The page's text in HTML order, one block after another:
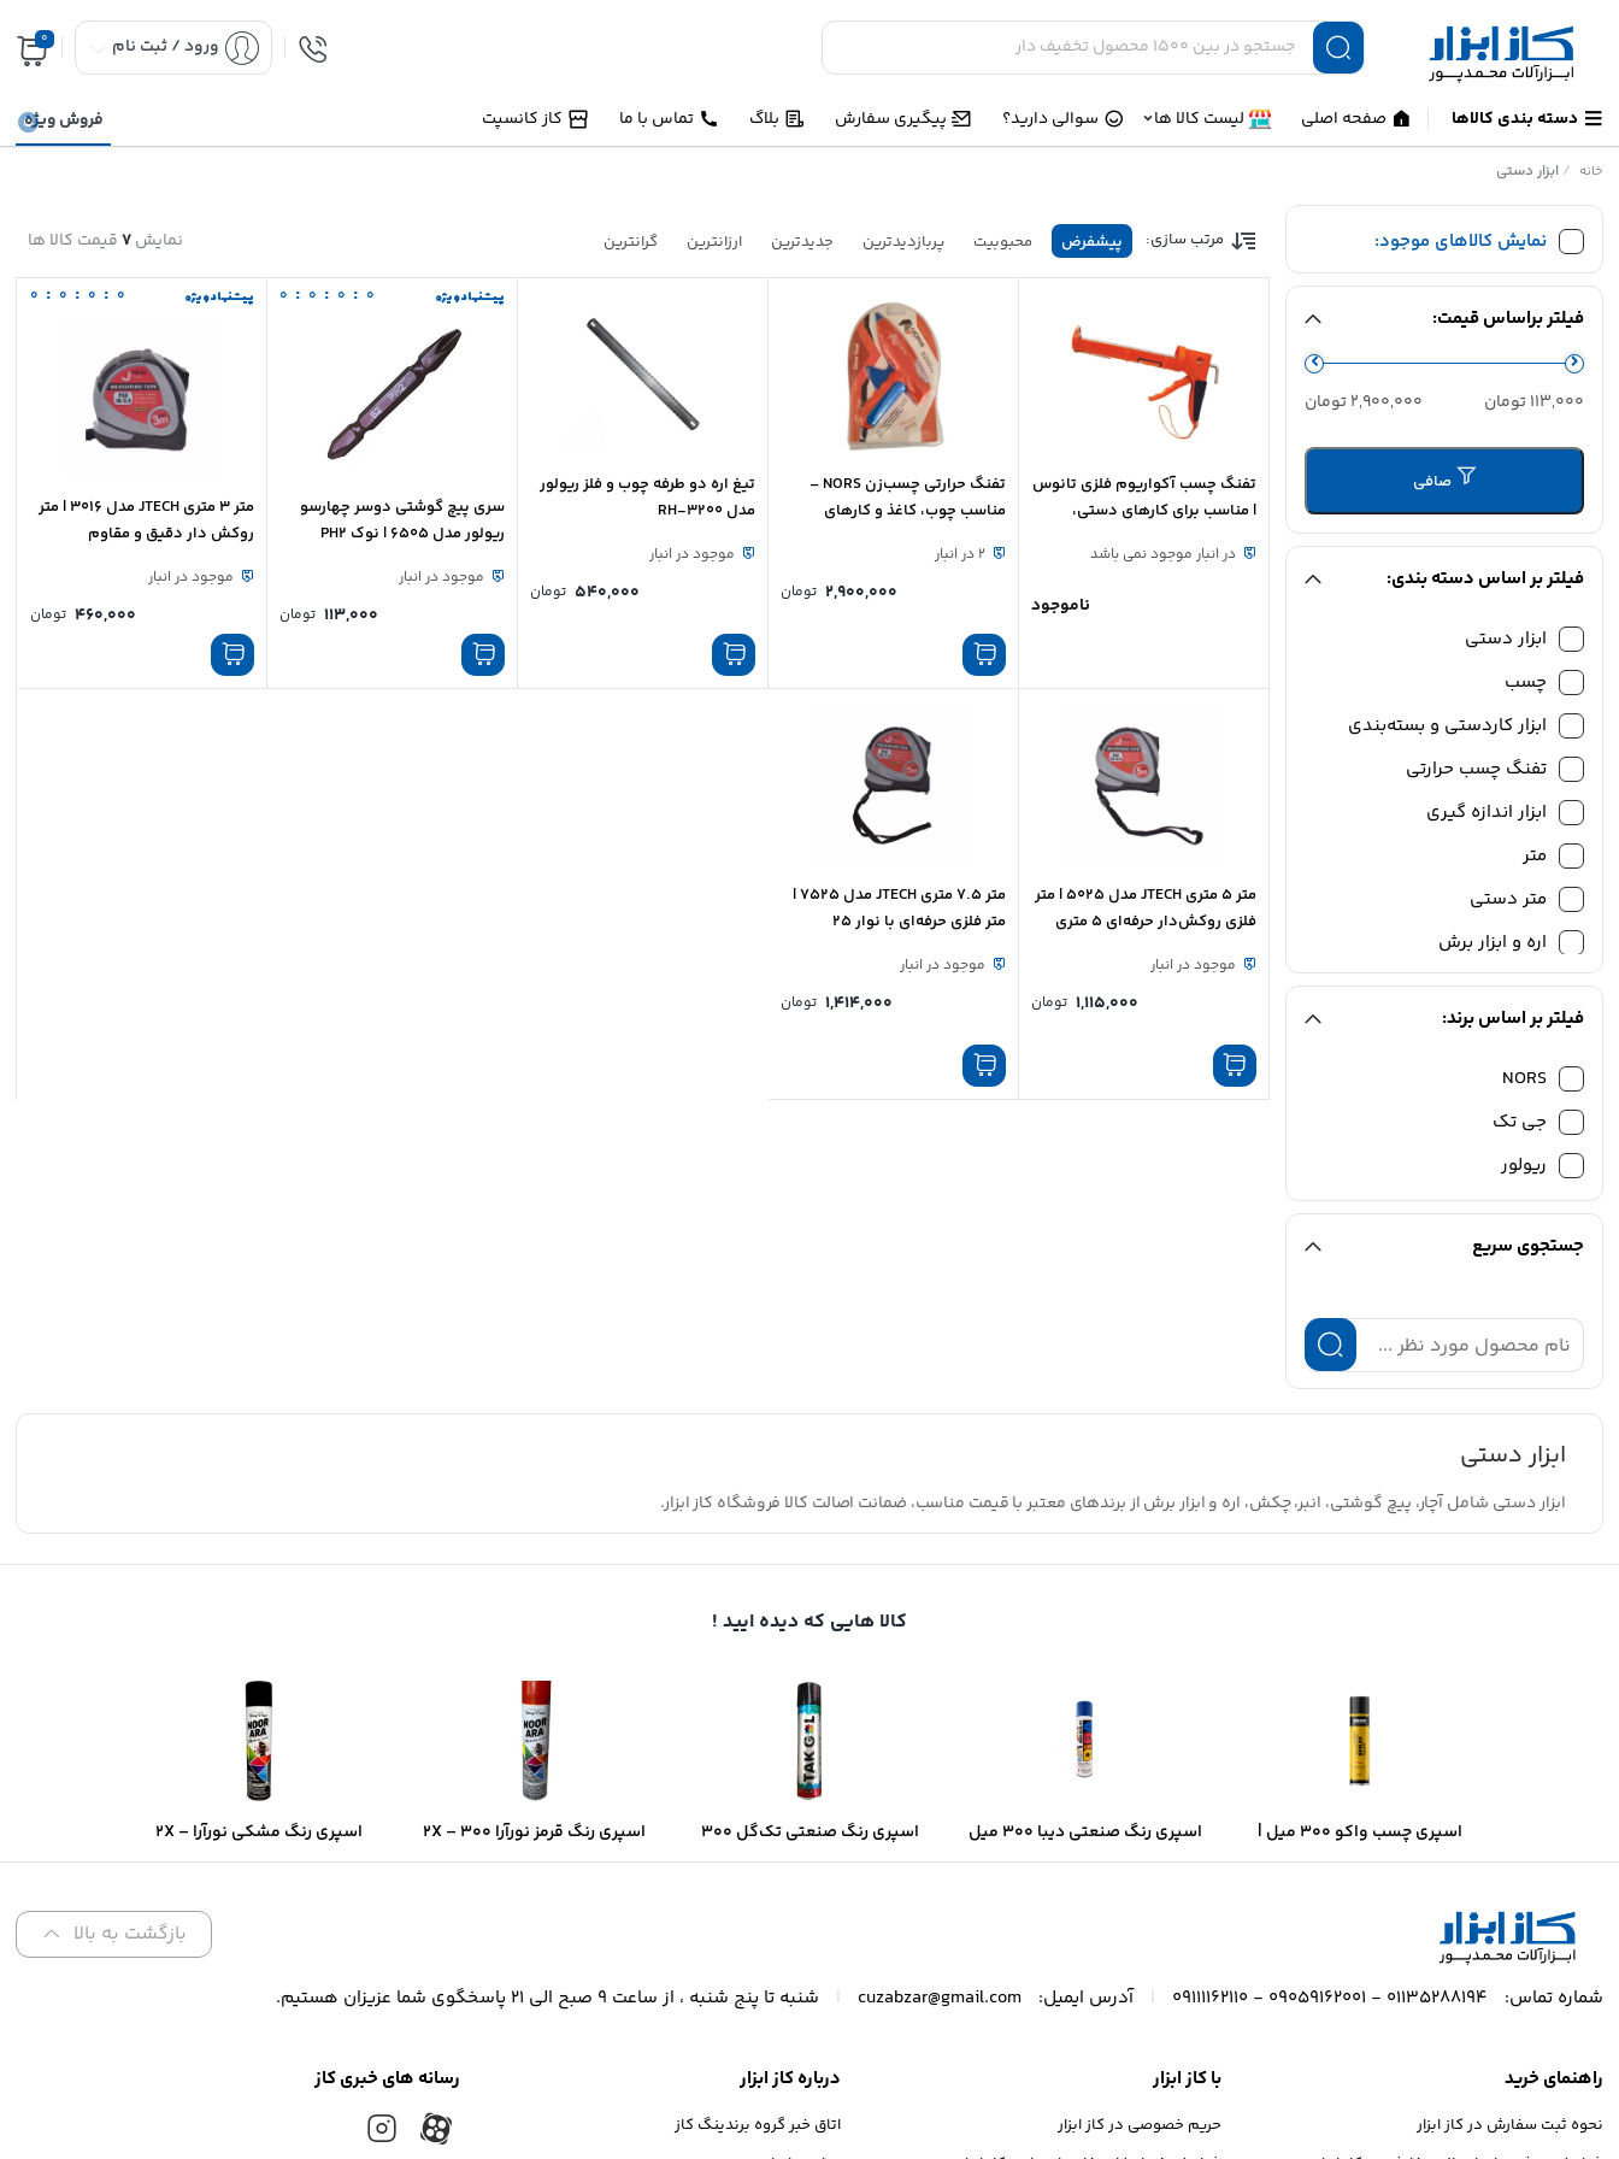
ورود / ثبت نام 0
دسته بندی کالاها صفحه اصلی لیست کالا ها سوالی دارید؟ پیگیری سفارش بلاگ تماس با ما کاز کانسپت فروش ویژه
خانه /ابزار دستی
نمایش کالاهای موجود:
فیلتر براساس قیمت:
حداقل
قیمت
حداكثر
قيمت
صافی
113,000 تومان 2,900,000 تومان
فیلتر بر اساس دسته بندی:
ابزار دستی
چسب
ابزار کاردستی و بسته‌بندی
تفنگ چسب حرارتی
ابزار اندازه گیری
متر
متر دستی
اره و ابزار برش
تیغ اره
پیچ گوشتی و متعلقات
سری پیچ گوشتی
فیلتر بر اساس برند:
NORS
جی تک
ریولور
جستجوی سریع
مرتب سازی: پیشفرض محبوبیت پربازدیدترین جدیدترین ارزانترین گرانترین نمایش7 قیمت کالا ها
تفنگ چسب‌ آکواریوم فلزی تانوس
| مناسب برای کارهای دستی،
در انبار موجود نمی باشد
ناموجود
تفنگ حرارتی چسب‌زن NORS –
مناسب چوب، کاغذ و کارهای
2 در انبار
2,900,000 تومان
تیغ اره دو طرفه چوب و فلز ریولور
مدل RH-3200
موجود در انبار
540,000 تومان
پیشنهاد ویژه 0 : 0 : 0 : 0
سری پیچ گوشتی دوسر چهارسو
ریولور مدل 6505 | نوک PH2
موجود در انبار
113,000 تومان
پیشنهاد ویژه 0 : 0 : 0 : 0
متر 3 متری JTECH مدل 3016 | متر
روکش دار دقیق و مقاوم
موجود در انبار
460,000 تومان
متر 5 متری JTECH مدل 5025 | متر
فلزی روکش‌دار حرفه‌ای 5 متری
موجود در انبار
1,115,000 تومان
متر 7.5 متری JTECH مدل 7525 |
متر فلزی حرفه‌ای با نوار 25
موجود در انبار
1,414,000 تومان
ابزار دستی
ابزار دستی شامل آچار، پیچ گوشتی، انبر، چکش، اره و ابزار برش از برندهای معتبر با قیمت مناسب، ضمانت اصالت کالا فروشگاه کاز ابزار.
کالا هایی که دیده ایید !
اسپری چسب واکو ۳۰۰ میل |
قدرت چسبندگی بالا، خشک‌شدن
اسپری رنگ صنعتی دیبا ۳۰۰ میل
– آبی براق | خشک‌شدن سریع و
اسپری رنگ صنعتی تک‌گل ۳۰۰
میل – مشکی براق با پوشش
اسپری رنگ قرمز نورآرا ۲X – ۳۰۰
میل | خشک‌شدن فوق‌سریع و
اسپری رنگ مشکی نورآرا ۲X –
۳۰۰ میل | پوشش دو‌برابر و
خشک‌شدن سریع
بازگشت به بالا
شماره تماس: 01135288194 - 09059162001 - 09111162110 آدرس ایمیل: cuzabzar@gmail.com شنبه تا پنج شنبه ، از ساعت 9 صبح الی 21 پاسخگوی شما عزیزان هستیم.
راهنمای خرید
نحوه ثبت سفارش در کاز ابزار
با کاز ابزار
حریم خصوصی در کاز ابزار
درباره کاز ابزار
اتاق خبر گروه برندینگ کاز
رسانه های خبری کاز